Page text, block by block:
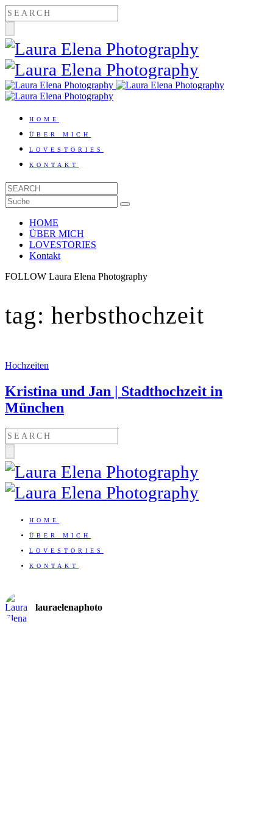
HOME
ÜBER MICH
LOVESTORIES
KONTAKT
HOME
ÜBER MICH
LOVESTORIES
Kontakt
FOLLOW Laura Elena Photography
tag: herbsthochzeit
Hochzeiten
Kristina und Jan | Stadthochzeit in
München
HOME
ÜBER MICH
LOVESTORIES
KONTAKT
lauraelenaphoto